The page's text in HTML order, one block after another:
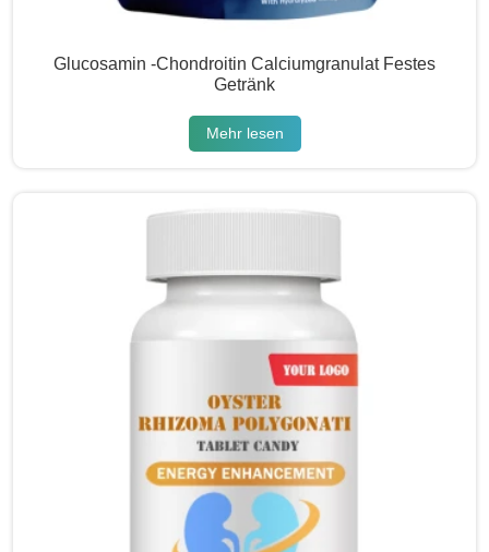
Glucosamin -Chondroitin Calciumgranulat Festes
Getränk
Mehr lesen